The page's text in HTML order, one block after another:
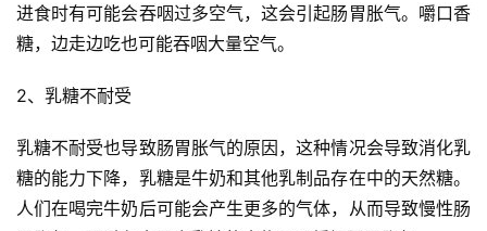
进食时有可能会吞咽过多空气，这会引起肠胃胀气。嚼口香
糖，边走边吃也可能吞咽大量空气。
2、乳糖不耐受
乳糖不耐受也导致肠胃胀气的原因，这种情况会导致消化乳
糖的能力下降，乳糖是牛奶和其他乳制品存在中的天然糖。
人们在喝完牛奶后可能会产生更多的气体，从而导致慢性肠